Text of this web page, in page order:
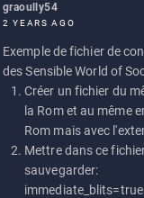
graoully54
2 YEARS AGO
Exemple de fichier de
des Sensible World of
Créer un fichier du
la Rom et au même
Rom mais avec
Mettre dans ce
sauvegarder:
immediate_blits=true